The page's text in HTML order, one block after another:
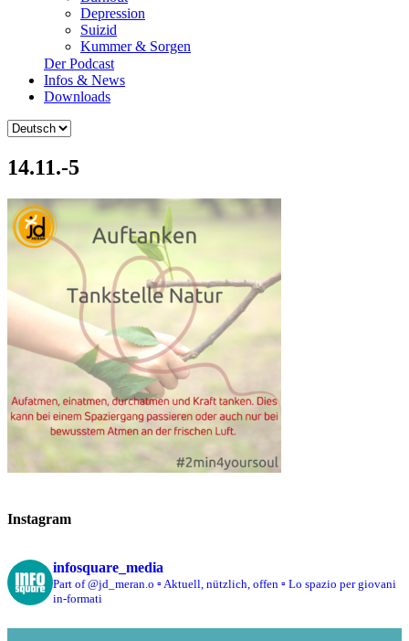
Depression
Suizid
Kummer & Sorgen
Der Podcast
Infos & News
Downloads
Sprache
14.11.-5
Instagram
infosquare_media
Part of @jd_meran.o ▫️ Aktuell, nützlich, offen ▫️ Lo spazio per giovani
in-formati